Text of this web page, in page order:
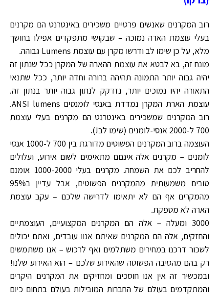
רוב המקרנים שאנשים פרטיים משכירים באינטרנט הם מקרנים
בעלי עוצמת הארה נמוכה – שבקושי מתפקדים אפילו בחושך
מלא, על כן שימו לב ודרשו מקרן עם עוצמת Lumens גבוהה.
מונח זה, בא לבטא את עוצמת ההארה של המקרן ככל שנתון זה
יהיה גבוה יותר התמונה תהיהה ברורה וחדה יותר, ככל שתנאי
התאורה יהיו נמוכים יותר, נזדקק לנתון גבוה יותר בנתון זה.
עוצמת הארת המקרן נמדדת באנסי לומנסים ANSI lumens.
רוב המקרנים שמשכירים באינטרנט הם מקרנים בעלי עוצמת
700 ל-2000 אנסי-לומנים (שימו לב!).
העוצמה ברוב המקרנים הפשוטים מדורגת בין 700 ל-1000 אנסי
לומנים – מקרנים אלה אינםם מתאימים לשום אירוע, ועלולים
להחריב לכם את השמחה. מקרנים בעלי 1000-2000 אומנם
טובים משמעותית מהמקרנים הפשוטים, אבל עדיין ב95%
מהמקרים אף הם לא יתאימו לדרישה שלכם – עקב עוצמת
הארה לא מספקת.
3000 ומעלה – אלה הם המקרנים המקצועיים, העוצמתיים
והחזקים, אלה הם המקרנים שאיתם אנוו עובדים, ואתם יכולים
לשכור דרכנו במחירים משתלמים ואף לרכוש – אנו משתמשים
רק בהם מהסיבה הפשוטה שהאירוע שלכם – הוא האירוע שלנו!
ובמכשיר זה אין אנו חוסכים ומחזיקים את המקרנים היקרים
והמתקדמים בעולם של החברות המובילות בעולם בתחום כיום